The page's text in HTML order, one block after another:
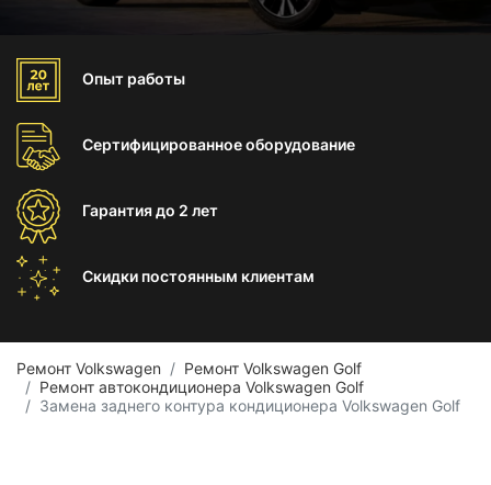
Опыт работы
Сертифицированноеоборудование
Гарантиядо 2 лет
Скидки постоянным клиентам
Ремонт Volkswagen
Ремонт Volkswagen Golf
Ремонт автокондиционера Volkswagen Golf
Замена заднего контура кондиционера Volkswagen Golf